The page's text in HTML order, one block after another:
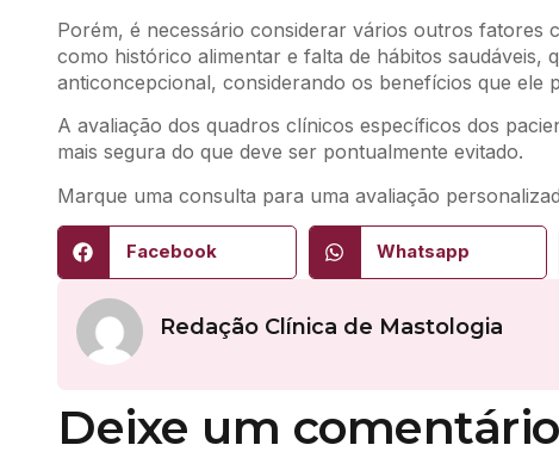
Porém, é necessário considerar vários outros fatores
como histórico alimentar e falta de hábitos saudáveis,
anticoncepcional, considerando os benefícios que ele
A avaliação dos quadros clínicos específicos dos
mais segura do que deve ser pontualmente evitado.
Marque uma consulta para uma avaliação
Facebook Whatsapp
Redação Clínica de Mastologia
Deixe um comentário